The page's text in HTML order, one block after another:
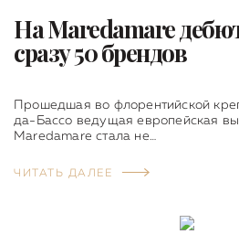
На Maredamare
сразу 50 брендов
Прошедшая во флорентийской
да-Бассо ведущая европейская
Maredamare стала не…
ЧИТАТЬ ДАЛЕЕ